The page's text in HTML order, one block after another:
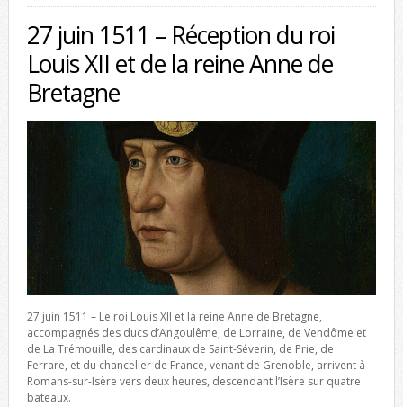
27 juin 1511 – Réception du roi
Louis XII et de la reine Anne de
Bretagne
27 juin 1511 – Le roi Louis XII et la reine Anne de Bretagne,
accompagnés des ducs d’Angoulême, de Lorraine, de Vendôme et
de La Trémouille, des cardinaux de Saint-Séverin, de Prie, de
Ferrare, et du chancelier de France, venant de Grenoble, arrivent à
Romans-sur-Isère vers deux heures, descendant l’Isère sur quatre
bateaux.